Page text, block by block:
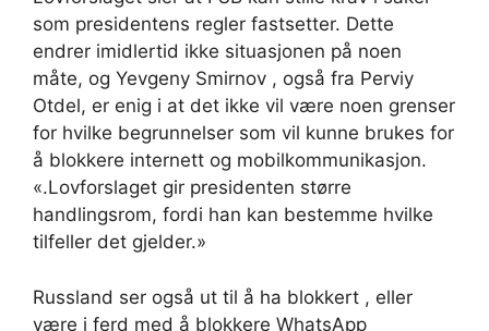
som presidentens regler fastsetter. Dette
endrer imidlertid ikke situasjonen på noen
måte, og Yevgeny Smirnov , også fra Perviy
Otdel, er enig i at det ikke vil være noen grenser
for hvilke begrunnelser som vil kunne brukes for
å blokkere internett og mobilkommunikasjon.
«.Lovforslaget gir presidenten større
handlingsrom, fordi han kan bestemme hvilke
tilfeller det gjelder.»
Russland ser også ut til å ha blokkert , eller
være i ferd med å blokkere WhatsApp